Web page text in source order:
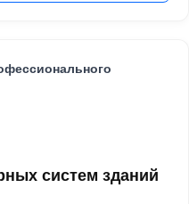
систем зданий